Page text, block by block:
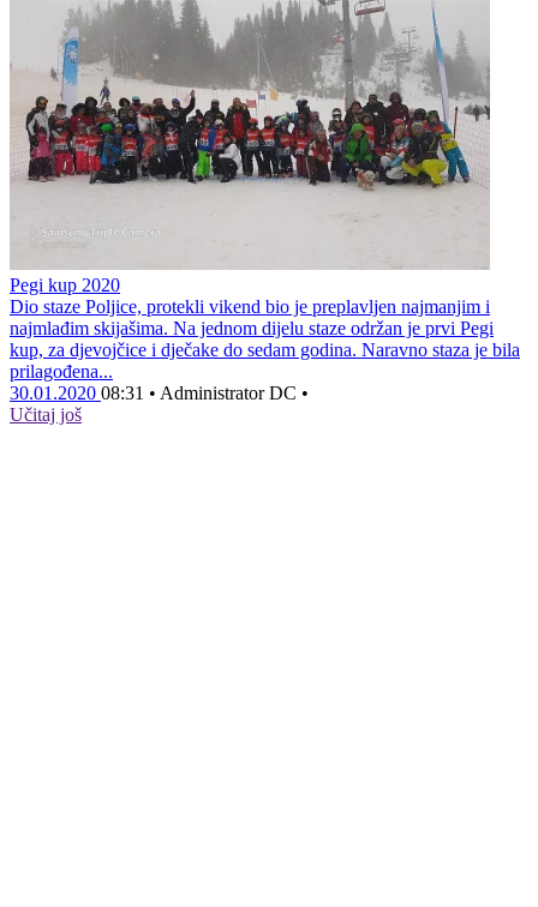
Pegi kup 2020
Dio staze Poljice, protekli vikend bio je preplavljen najmanjim i
najmlađim skijašima. Na jednom dijelu staze održan je prvi Pegi
kup, za djevojčice i dječake do sedam godina. Naravno staza je bila
prilagođena...
30.01.2020 08:31 • Administrator DC •
Učitaj još